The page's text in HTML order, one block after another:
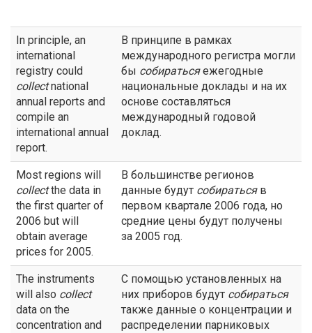
In principle, an
international
registry could
collectnational
annual reports and
compile an
international annual
report.
В принципе в рамках
международного регистра могли
бы собиратьсяежегодные
национальные доклады и на их
основе составляться
международный годовой
доклад.
Most regions will
collectthe data in
the first quarter of
2006 but will
obtain average
prices for 2005.
В большинстве регионов
данные будут собиратьсяв
первом квартале 2006 года, но
средние цены будут получены
за 2005 год.
The instruments
will also collect
data on the
concentration and
С помощью установленных на
них приборов будут собираться
также данные о концентрации и
распределении парниковых